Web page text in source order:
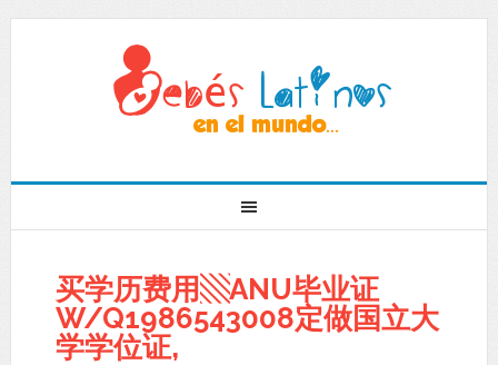
买学历费用▧ANU毕业证
W/Q1986543008定做国立大
学学位证,